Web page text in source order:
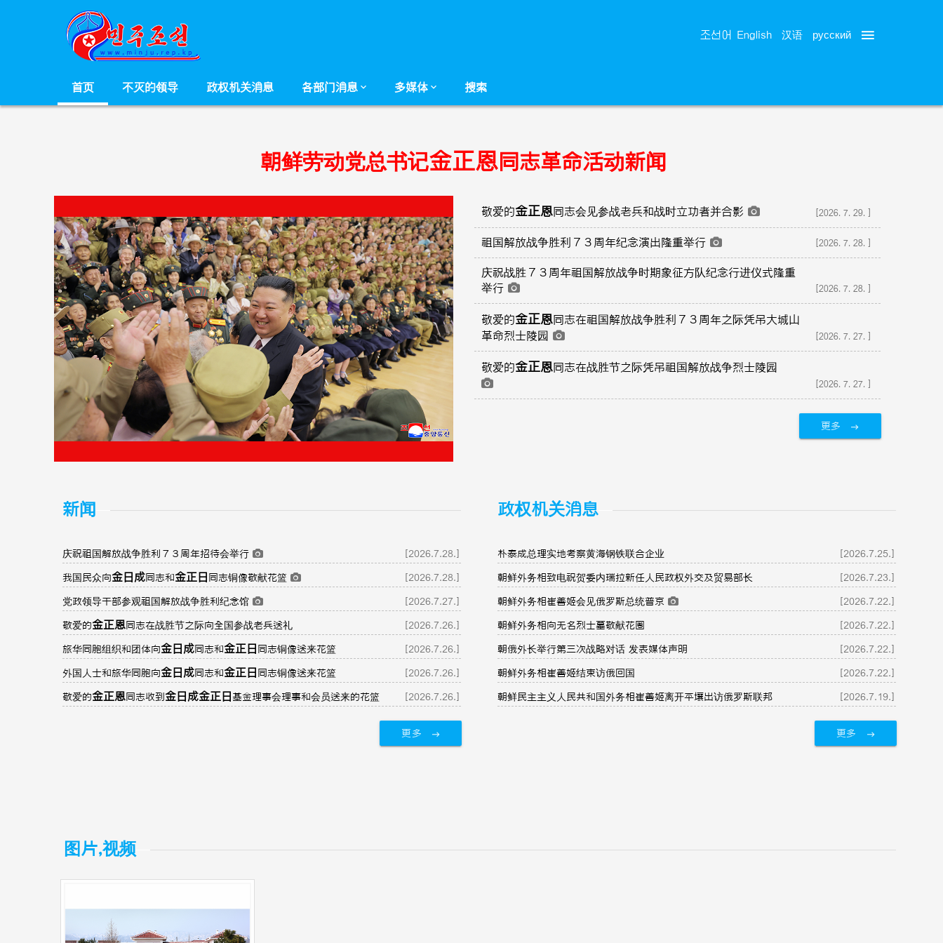
조선어 English 汉语 русский
首页 不灭的领导 政权机关消息 各部门消息 多媒体 搜索
朝鲜劳动党总书记金正恩 同志革命活动新闻
敬爱的金正恩同志会见参战老兵和战时立功者并合影 [2026.7.29.]
祖国解放战争胜利７３周年纪念演出隆重举行 [2026.7.28.]
庆祝战胜７３周年祖国解放战争时期象征方队纪念行进仪式隆重
举行
[2026.7.28.]
敬爱的金正恩同志在祖国解放战争胜利７３周年之际凭吊大城山
革命烈士陵园
[2026.7.27.]
敬爱的金正恩同志在战胜节之际凭吊祖国解放战争烈士陵园
[2026.7.27.]
更多
新闻
庆祝祖国解放战争胜利７３周年招待会举行 [2026.7.28.]
我国民众向金日成 同志和 金正日 同志铜像敬献花篮 [2026.7.28.]
党政领导干部参观祖国解放战争胜利纪念馆 [2026.7.27.]
敬爱的金正恩 同志在战胜节之际向全国参战老兵送礼 [2026.7.26.]
旅华同胞组织和团体向金日成 同志和 金正日 同志铜像送来花篮 [2026.7.26.]
外国人士和旅华同胞向金日成 同志和 金正日 同志铜像送来花篮 [2026.7.26.]
敬爱的金正恩 同志收到 金日成金正日基金理事会理事和会员送来的花篮 [2026.7.26.]
更多
政权机关消息
朴泰成总理实地考察黄海钢铁联合企业 [2026.7.25.]
朝鲜外务相致电祝贺委内瑞拉新任人民政权外交及贸易部长 [2026.7.23.]
朝鲜外务相崔善姬会见俄罗斯总统普京 [2026.7.22.]
朝鲜外务相向无名烈士墓敬献花圈 [2026.7.22.]
朝俄外长举行第三次战略对话 发表媒体声明 [2026.7.22.]
朝鲜外务相崔善姬结束访俄回国 [2026.7.22.]
朝鲜民主主义人民共和国外务相崔善姬离开平壤出访俄罗斯联邦 [2026.7.19.]
更多
图片,视频